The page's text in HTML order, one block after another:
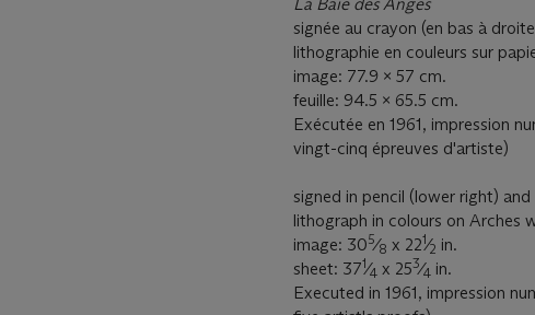
signée au crayon (en bas à
lithographie en couleurs sur
image: 77.9 x 57 cm.
feuille: 94.5 x 65.5 cm.
Exécutée en 1961, impression
vingt-cinq épreuves d'artiste)
signed in pencil (lower right)
lithograph in colours on Arches
image: 305⁄8 x 221⁄2 in.
sheet: 371⁄4 x 253⁄4 in.
Executed in 1961, impression